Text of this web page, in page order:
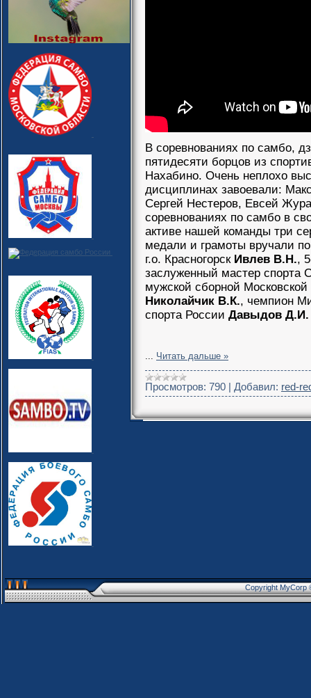
В соревнованиях по самбо,
пятидесяти борцов из
Нахабино. Очень неплохо
дисциплинах завоевали:
Сергей Нестеров, Евсей
соревнованиях по самбо в
активе нашей команды три
медали и грамоты вручали
г.о. Красногорск Ивлев В.Н.,
заслуженный мастер
мужской сборной
Николайчик В.К., чемпион
спорта России Давыдов Д.И.
Читать дальше »
Просмотров: 790 | Добавил: red-
Copyright MyCorp